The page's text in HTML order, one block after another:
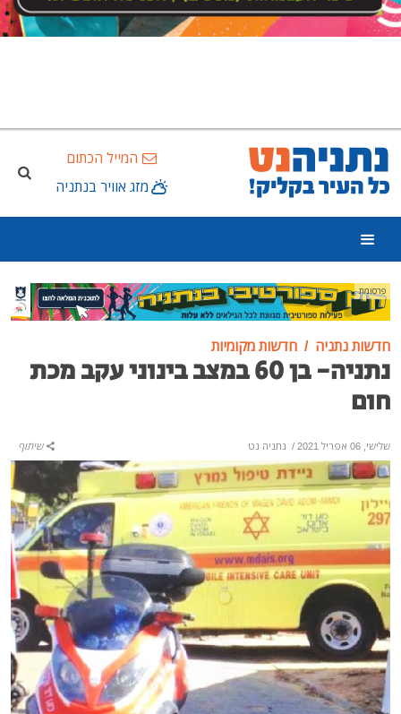
המייל הכתום
מזג אוויר בנתניה
פרסומת
חדשות נתניה חדשות מקומיות
נתניה- בן 60 במצב בינוני עקב מכת
חום
שלישי, 06 אפריל 2021 / נתניה נט שיתוף